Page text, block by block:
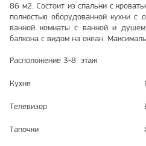
86 м2. Состоит из спальни с
полностью оборудованной кухни с
ванной комнаты с ванной и душем,
балкона с видом на океан.
Расположение 3-8 этаж
Кухня
Телевизор
Тапочки